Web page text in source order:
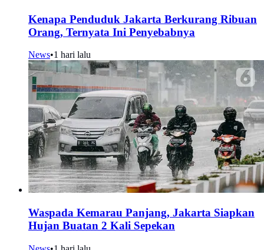
Kenapa Penduduk Jakarta Berkurang Ribuan
Orang, Ternyata Ini Penyebabnya
News•1 hari lalu
Waspada Kemarau Panjang, Jakarta Siapkan
Hujan Buatan 2 Kali Sepekan